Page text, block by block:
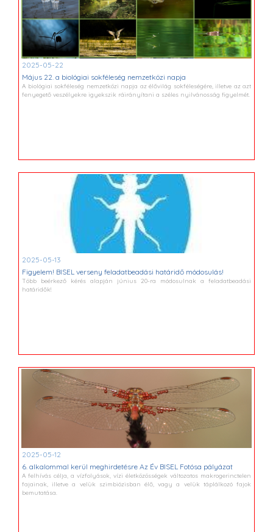
2025-05-22
Május 22. a biológiai sokféleség nemzetközi napja
A biológiai sokféleség nemzetközi napja az élővilág sokféleségére, illetve az azt
fenyegető veszélyekre igyekszik ráirányítani a széles nyilvánosság figyelmét.
2025-05-13
Figyelem! BISEL verseny feladatbeadási határidő módosulás!
Több beérkező kérés alapján június 20-ra módosulnak a feladatbeadási
határidők!
2025-05-12
6. alkalommal kerül meghirdetésre Az Év BISEL Fotósa pályázat
A felhívás célja, a vízfolyások, vízi életközösségek változatos makrogerinctelen
fajainak, illetve a velük szimbiózisban élő, vagy a velük táplálkozó fajok
bemutatása.